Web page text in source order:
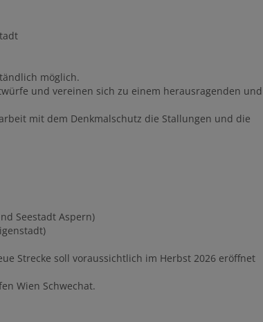
möglich.
und vereinen sich zu einem herausragenden und
mit dem Denkmalschutz die Stallungen und die
Seestadt Aspern)
Strecke soll voraussichtlich im Herbst 2026 eröffnet
Wien Schwechat.